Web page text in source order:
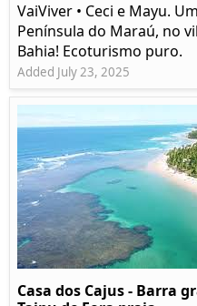
VaiViver • Ceci e Mayu.
Península do Maraú, no
Bahia! Ecoturismo puro.
Added July 23, 2025
Casa dos Cajus - Barra